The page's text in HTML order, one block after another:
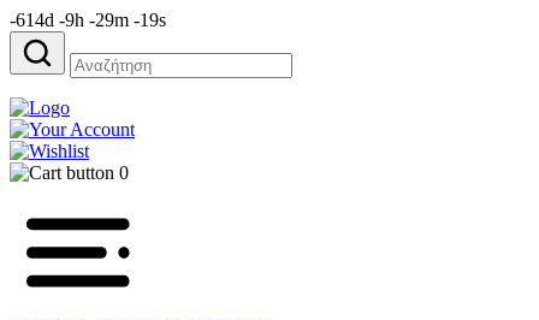
-614d -9h -29m -19s
Αναζήτηση
για:
0